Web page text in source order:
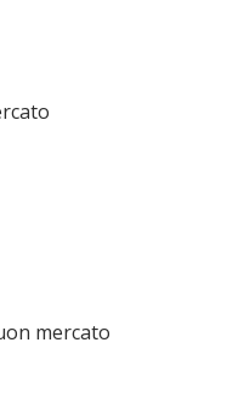
mercato